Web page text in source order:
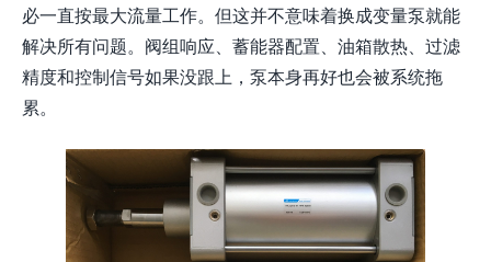
必一直按最大流量工作。但这并不意味着换成变量泵就能
解决所有问题。阀组响应、蓄能器配置、油箱散热、过滤
精度和控制信号如果没跟上，泵本身再好也会被系统拖
累。